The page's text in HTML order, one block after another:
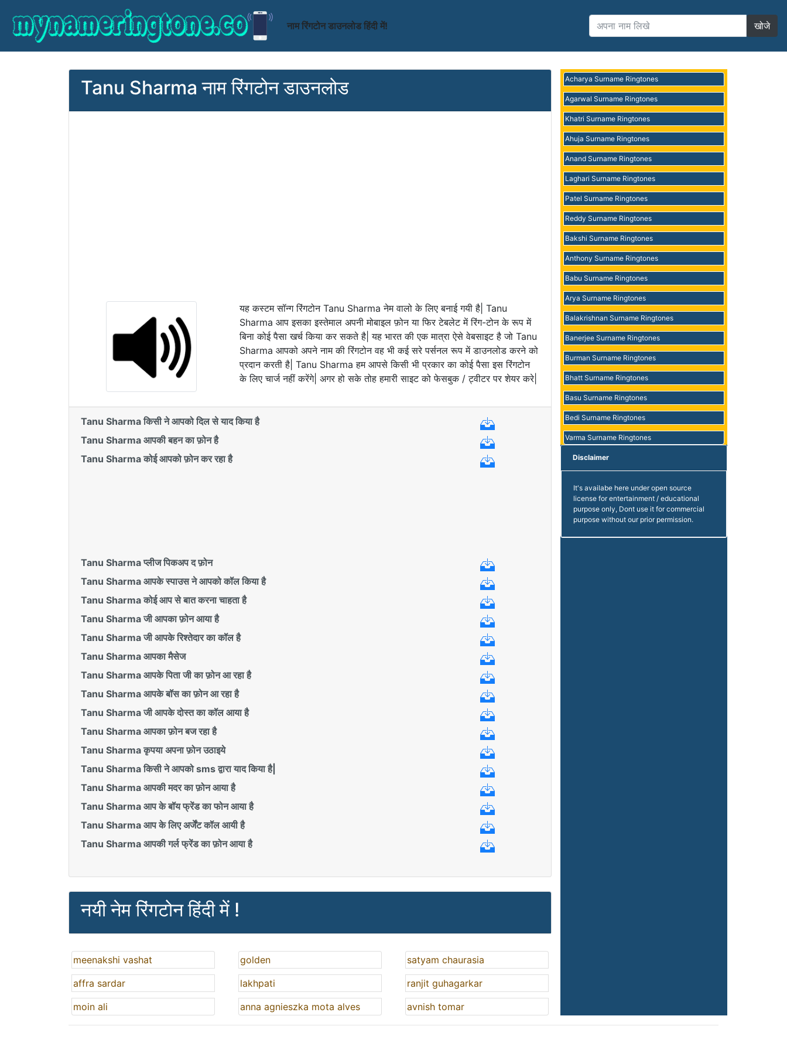
नाम रिंगटोन डाउनलोड हिंदी में! खोजे
Tanu Sharma नाम रिंगटोन डाउनलोड
यह कस्टम सॉन्ग रिंगटोन Tanu Sharma नेम वालो के लिए बनाई गयी है| Tanu
Sharma आप इसका इस्तेमाल अपनी मोबाइल फ़ोन या फिर टेबलेट में रिंग-टोन के रूप में
बिना कोई पैसा खर्च किया कर सकते है| यह भारत की एक मात्रा ऐसे वेबसाइट है जो Tanu
Sharma आपको अपने नाम की रिंगटोन वह भी कई सरे पर्सनल रूप में डाउनलोड करने को
प्रदान करती है| Tanu Sharma हम आपसे किसी भी प्रकार का कोई पैसा इस रिंगटोन
के लिए चार्ज नहीं करेंगे| अगर हो सके तोह हमारी साइट को फेसबुक / ट्वीटर पर शेयर करे|
Tanu Sharma किसी ने आपको दिल से याद किया है
Tanu Sharma आपकी बहन का फ़ोन है
Tanu Sharma कोई आपको फ़ोन कर रहा है
Tanu Sharma प्लीज पिकअप द फ़ोन
Tanu Sharma आपके स्पाउस ने आपको कॉल किया है
Tanu Sharma कोई आप से बात करना चाहता है
Tanu Sharma जी आपका फ़ोन आया है
Tanu Sharma जी आपके रिश्तेदार का कॉल है
Tanu Sharma आपका मैसेज
Tanu Sharma आपके पिता जी का फ़ोन आ रहा है
Tanu Sharma आपके बॉस का फ़ोन आ रहा है
Tanu Sharma जी आपके दोस्त का कॉल आया है
Tanu Sharma आपका फ़ोन बज रहा है
Tanu Sharma कृपया अपना फ़ोन उठाइये
Tanu Sharma किसी ने आपको sms द्वारा याद किया है|
Tanu Sharma आपकी मदर का फ़ोन आया है
Tanu Sharma आप के बॉय फ्रेंड का फोन आया है
Tanu Sharma आप के लिए अर्जेंट कॉल आयी है
Tanu Sharma आपकी गर्ल फ्रेंड का फ़ोन आया है
नयी नेम रिंगटोन हिंदी में !
meenakshi vashat
affra sardar
moin ali
golden
lakhpati
anna agnieszka mota alves
satyam chaurasia
ranjit guhagarkar
avnish tomar
Acharya Surname Ringtones
Agarwal Surname Ringtones
Khatri Surname Ringtones
Ahuja Surname Ringtones
Anand Surname Ringtones
Laghari Surname Ringtones
Patel Surname Ringtones
Reddy Surname Ringtones
Bakshi Surname Ringtones
Anthony Surname Ringtones
Babu Surname Ringtones
Arya Surname Ringtones
Balakrishnan Surname Ringtones
Banerjee Surname Ringtones
Burman Surname Ringtones
Bhatt Surname Ringtones
Basu Surname Ringtones
Bedi Surname Ringtones
Varma Surname Ringtones
Disclaimer
It's availabe here under open source
license for entertainment / educational
purpose only, Dont use it for commercial
purpose without our prior permission.